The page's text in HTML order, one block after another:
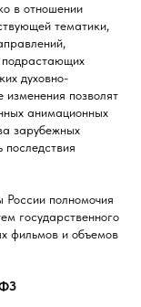
в отношении
тематики,
духовно-
изменения позволят
анимационных
зарубежных
полномочия
государственного
фильмов и объемов